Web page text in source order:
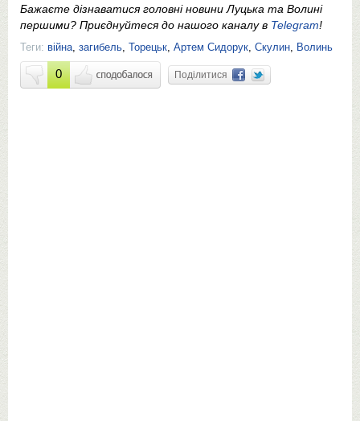
Бажаєте дізнаватися головні новини Луцька та Волині
першими? Приєднуйтеся до нашого каналу в Telegram!
Теги: війна загибель Торецьк Артем Сидорук Скулин Волинь
0 Поділитися